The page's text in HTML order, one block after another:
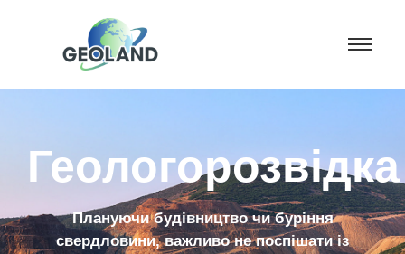
Геологорозвідка
Плануючи будівництво чи буріння
свердловини, важливо не поспішати із